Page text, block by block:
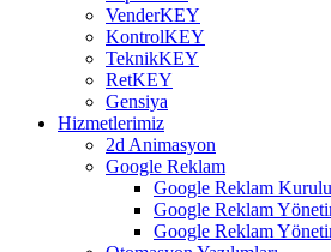
VenderKEY
KontrolKEY
TeknikKEY
RetKEY
Gensiya
Hizmetlerimiz
2d Animasyon
Google Reklam
Google Reklam
Google Reklam
Google Reklam